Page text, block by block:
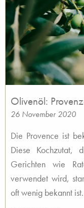
Olivenöl:
26 November 2020
Die Provence ist
Diese Kochzutat,
Gerichten wie
verwendet wird,
oft wenig bekannt ist.